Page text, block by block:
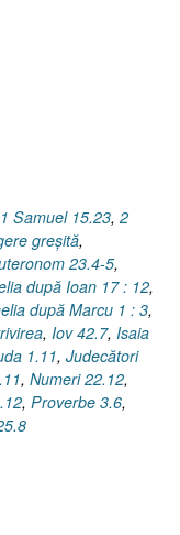
1 Samuel 15.23, 2
greşită,
23.4-5,
după Ioan 17 : 12,
după Marcu 1 : 3,
, Iov 42.7, Isaia
1.11, Judecători
, Numeri 22.12,
, Proverbe 3.6,